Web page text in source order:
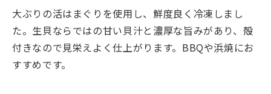
大ぶりの活はまぐりを使用し、鮮度良く冷凍しまし
た。生貝ならではの甘い貝汁と濃厚な旨みがあり、殻
付きなので見栄えよく仕上がります。BBQや浜焼にお
すすめです。